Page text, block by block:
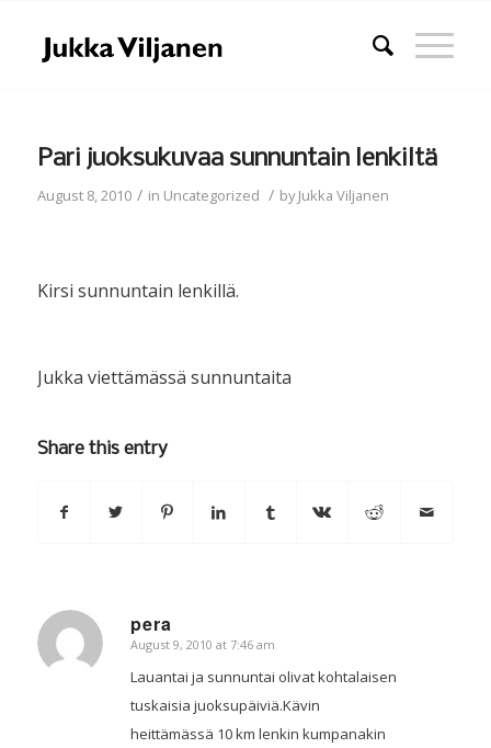
Pari juoksukuvaa sunnuntain lenkiltä
August 8, 2010 / in Uncategorized / byJukka Viljanen
Kirsi sunnuntain lenkillä.
Jukka viettämässä sunnuntaita
Share this entry
pera
says:
August 9, 2010 at 7:46 am
Lauantai ja sunnuntai olivat kohtalaisen
tuskaisia juoksupäiviä.Kävin
heittämässä 10 km lenkin kumpanakin